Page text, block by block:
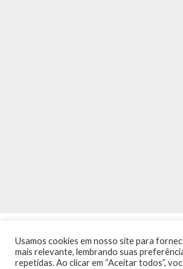
Usamos cookies em nosso site para
mais relevante, lembrando suas
repetidas. Ao clicar em “Aceitar todos”,